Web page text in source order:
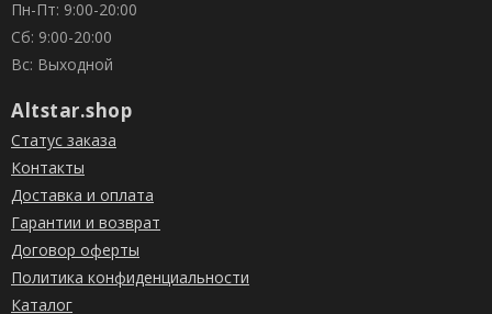
Пн-Пт: 9:00-20:00
Сб: 9:00-20:00
Вс: Выходной
Altstar.shop
Статус заказа
Контакты
Доставка и оплата
Гарантии и возврат
Договор оферты
Политика конфиденциальности
Каталог